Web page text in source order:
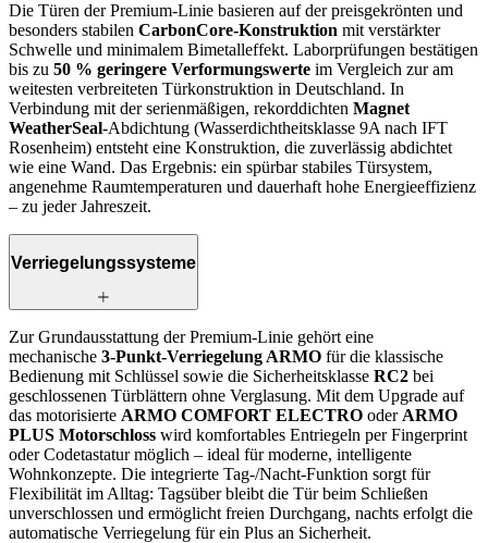
Die Türen der Premium-Linie basieren auf der preisgekrönten und
besonders stabilen CarbonCore-Konstruktion mit verstärkter
Schwelle und minimalem Bimetalleffekt. Laborprüfungen bestätigen
bis zu 50 % geringere Verformungswerte im Vergleich zur am
weitesten verbreiteten Tür­konstruktion in Deutschland. In
Verbindung mit der serienmäßigen, rekorddichten Magnet
WeatherSeal-Abdichtung (Wasserdichtheitsklasse 9A nach IFT
Rosenheim) entsteht eine Konstruktion, die zuverlässig abdichtet
wie eine Wand. Das Ergebnis: ein spürbar stabiles Türsystem,
angenehme Raumtemperaturen und dauerhaft hohe Energieeffizienz
– zu jeder Jahreszeit.
Verriegelungssysteme
Zur Grundausstattung der Premium-Linie gehört eine
mechanische 3-Punkt-Verriegelung ARMO für die klassische
Bedienung mit Schlüssel sowie die Sicherheitsklasse RC2 bei
geschlossenen Türblättern ohne Verglasung. Mit dem Upgrade auf
das motorisierte ARMO COMFORT ELECTRO oder ARMO
PLUS Motorschloss wird komfortables Entriegeln per Fingerprint
oder Codetastatur möglich – ideal für moderne, intelligente
Wohnkonzepte. Die integrierte Tag-/Nacht-Funktion sorgt für
Flexibilität im Alltag: Tagsüber bleibt die Tür beim Schließen
unverschlossen und ermöglicht freien Durchgang, nachts erfolgt die
automatische Verriegelung für ein Plus an Sicherheit.